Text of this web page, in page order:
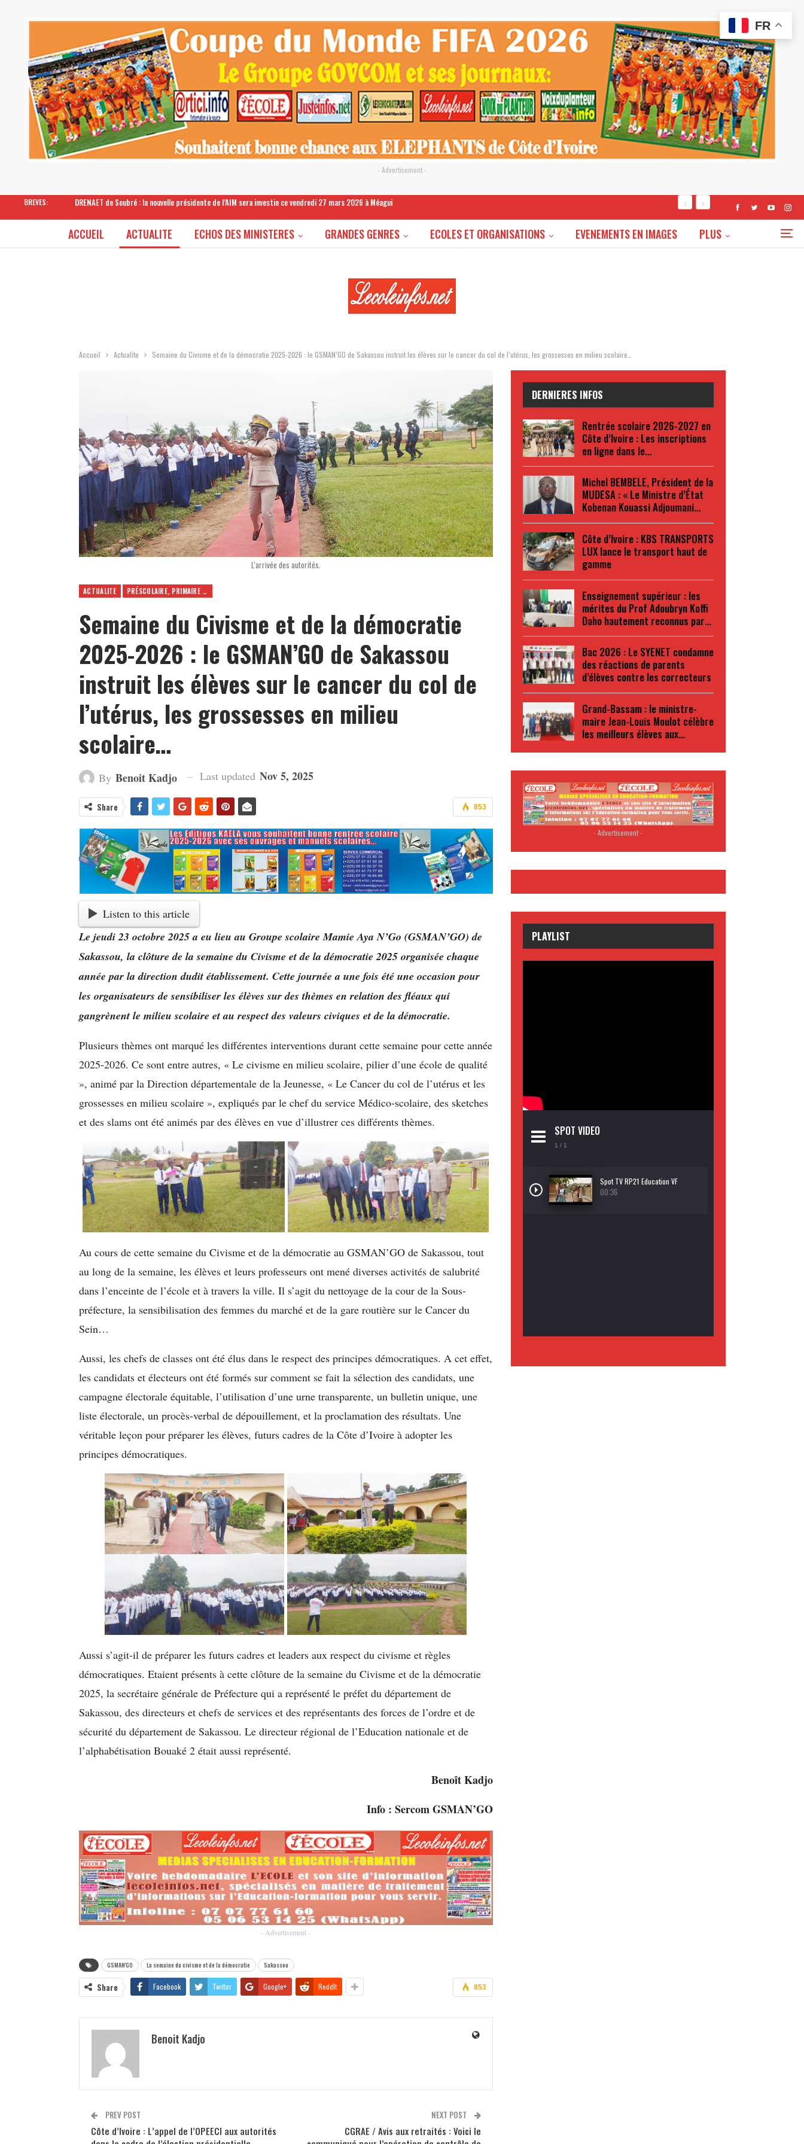
- Advertisement -
BREVES: DRENAET de Soubré : la nouvelle présidente de l’AIM sera investie ce vendredi 27 mars 2026 à Méagui
ACCUEIL ACTUALITE ECHOS DES MINISTERES GRANDES GENRES ECOLES ET ORGANISATIONS EVENEMENTS EN IMAGES PLUS
Accueil Actualite Semaine du Civisme et de la démocratie 2025-2026 : le GSMAN’GO de Sakassou instruit les élèves sur le cancer du col de l’utérus, les grossesses en milieu scolaire…
L'arrivée des autorités.
ACTUALITE PRÉSCOLAIRE, PRIMAIRE ET SECONDAIRE
Semaine du Civisme et de la démocratie
2025-2026 : le GSMAN’GO de Sakassou
instruit les élèves sur le cancer du col de
l’utérus, les grossesses en milieu
scolaire…
By Benoit Kadjo Last updated Nov 5, 2025
853
Share
Listen to this article
Le jeudi 23 octobre 2025 a eu lieu au Groupe scolaire Mamie Aya N’Go (GSMAN’GO) de
Sakassou, la clôture de la semaine du Civisme et de la démocratie 2025 organisée chaque
année par la direction dudit établissement. Cette journée a une fois été une occasion pour
les organisateurs de sensibiliser les élèves sur des thèmes en relation des fléaux qui
gangrènent le milieu scolaire et au respect des valeurs civiques et de la démocratie.
Plusieurs thèmes ont marqué les différentes interventions durant cette semaine pour cette année
2025-2026. Ce sont entre autres, « Le civisme en milieu scolaire, pilier d’une école de qualité
», animé par la Direction départementale de la Jeunesse, « Le Cancer du col de l’utérus et les
grossesses en milieu scolaire », expliqués par le chef du service Médico-scolaire, des sketches
et des slams ont été animés par des élèves en vue d’illustrer ces différents thèmes.
Au cours de cette semaine du Civisme et de la démocratie au GSMAN’GO de Sakassou, tout
au long de la semaine, les élèves et leurs professeurs ont mené diverses activités de salubrité
dans l’enceinte de l’école et à travers la ville. Il s’agit du nettoyage de la cour de la Sous-
préfecture, la sensibilisation des femmes du marché et de la gare routière sur le Cancer du
Sein…
Aussi, les chefs de classes ont été élus dans le respect des principes démocratiques. A cet effet,
les candidats et électeurs ont été formés sur comment se fait la sélection des candidats, une
campagne électorale équitable, l’utilisation d’une urne transparente, un bulletin unique, une
liste électorale, un procès-verbal de dépouillement, et la proclamation des résultats. Une
véritable leçon pour préparer les élèves, futurs cadres de la Côte d’Ivoire à adopter les
principes démocratiques.
Aussi s’agit-il de préparer les futurs cadres et leaders aux respect du civisme et règles
démocratiques. Etaient présents à cette clôture de la semaine du Civisme et de la démocratie
2025, la secrétaire générale de Préfecture qui a représenté le préfet du département de
Sakassou, des directeurs et chefs de services et des représentants des forces de l’ordre et de
sécurité du département de Sakassou. Le directeur régional de l’Education nationale et de
l’alphabétisation Bouaké 2 était aussi représenté.
Benoît Kadjo
Info : Sercom GSMAN’GO
- Advertisement -
GSMAN'GO La semaine du civisme et de la démocratie Sakassou
853
Share Facebook Twitter Google+ ReddIt
Benoit Kadjo
PREV POST
Côte d’Ivoire : L’appel de l’OPEECI aux autorités
NEXT POST
CGRAE / Avis aux retraités : Voici le
DERNIERES INFOS
Rentrée scolaire 2026-2027 en
Côte d’Ivoire : Les inscriptions
en ligne dans le…
Michel BEMBELE, Président de la
MUDESA : « Le Ministre d’État
Kobenan Kouassi Adjoumani…
Côte d’Ivoire : KBS TRANSPORTS
LUX lance le transport haut de
gamme
Enseignement supérieur : les
mérites du Prof Adoubryn Koffi
Daho hautement reconnus par…
Bac 2026 : Le SYENET condamne
des réactions de parents
d’élèves contre les correcteurs
Grand-Bassam : le ministre-
maire Jean-Louis Moulot célèbre
les meilleurs élèves aux…
- Advertisement -
PLAYLIST
SPOT VIDEO
1 / 1
Spot TV RP21 Education VF
00:36
FR